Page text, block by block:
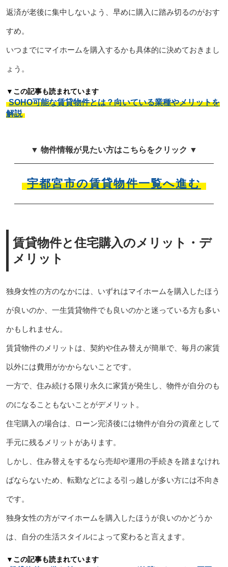
返済が老後に集中しないよう、早めに購入に踏み切るのがおす
すめ。
いつまでにマイホームを購入するかも具体的に決めておきまし
ょう。
▼この記事も読まれています
SOHO可能な賃貸物件とは？向いている業種やメリットを
解説
▼ 物件情報が見たい方はこちらをクリック ▼
宇都宮市の賃貸物件一覧へ進む
賃貸物件と住宅購入のメリット・デ
メリット
独身女性の方のなかには、いずれはマイホームを購入したほう
が良いのか、一生賃貸物件でも良いのかと迷っている方も多い
かもしれません。
賃貸物件のメリットは、契約や住み替えが簡単で、毎月の家賃
以外には費用がかからないことです。
一方で、住み続ける限り永久に家賃が発生し、物件が自分のも
のになることもないことがデメリット。
住宅購入の場合は、ローン完済後には物件が自分の資産として
手元に残るメリットがあります。
しかし、住み替えをするなら売却や運用の手続きを踏まなけれ
ばならないため、転勤などによる引っ越しが多い方には不向き
です。
独身女性の方がマイホームを購入したほうが良いのかどうか
は、自分の生活スタイルによって変わると言えます。
▼この記事も読まれています